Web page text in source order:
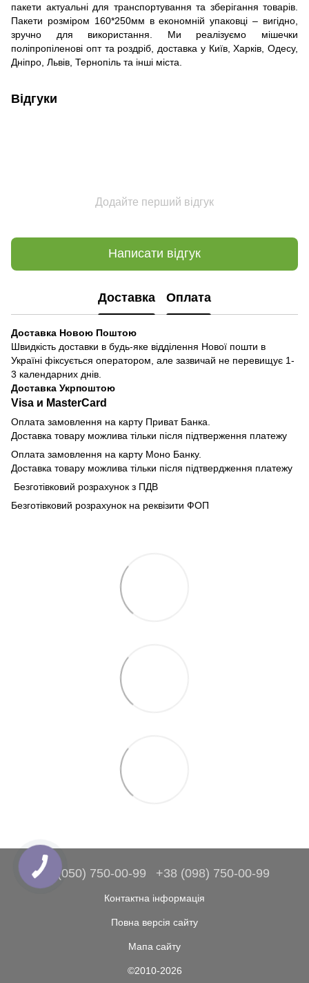
пакети актуальні для транспортування та зберігання товарів.
Пакети розміром 160*250мм в економній упаковці – вигідно,
зручно для використання. Ми реалізуємо мішечки
поліпропіленові опт та роздріб, доставка у Київ, Харків, Одесу,
Дніпро, Львів, Тернопіль та інші міста.
Відгуки
Додайте перший відгук
Написати відгук
Доставка Оплата
Доставка Новою Поштою
Швидкість доставки в будь-яке відділення Нової пошти в
Україні фіксується оператором, але зазвичай не перевищує 1-
3 календарних днів.
Доставка Укрпоштою
Visa и MasterCard
Оплата замовлення на карту Приват Банка.
Доставка товару можлива тільки після підтверження платежу
Оплата замовлення на карту Моно Банку.
Доставка товару можлива тільки після підтвердження платежу
Безготівковий розрахунок з ПДВ
Безготівковий розрахунок на реквізити ФОП
+38 (050) 750-00-99 +38 (098) 750-00-99
Контактна інформація
Повна версія сайту
Мапа сайту
©2010-2026